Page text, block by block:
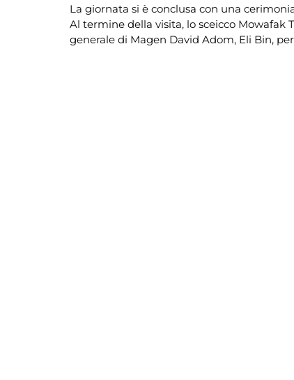
La giornata si è conclusa con una
Al termine della visita, lo sceicco Mowafak
generale di Magen David Adom, Eli Bin,